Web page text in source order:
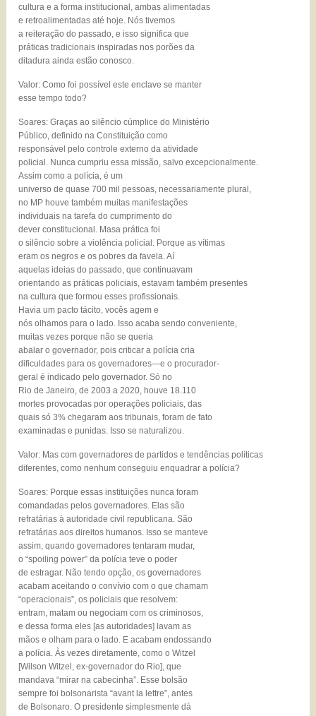
cultura e a forma institucional, ambas alimentadas
e retroalimentadas até hoje. Nós tivemos
a reiteração do passado, e isso significa que
práticas tradicionais inspiradas nos porões da
ditadura ainda estão conosco.
Valor: Como foi possível este enclave se manter
esse tempo todo?
Soares: Graças ao silêncio cúmplice do Ministério
Público, definido na Constituição como
responsável pelo controle externo da atividade
policial. Nunca cumpriu essa missão, salvo excepcionalmente.
Assim como a polícia, é um
universo de quase 700 mil pessoas, necessariamente plural,
no MP houve também muitas manifestações
individuais na tarefa do cumprimento do
dever constitucional. Masa prática foi
o silêncio sobre a violência policial. Porque as vítimas
eram os negros e os pobres da favela. Aí
aquelas ideias do passado, que continuavam
orientando as práticas policiais, estavam também presentes
na cultura que formou esses profissionais.
Havia um pacto tácito, vocês agem e
nós olhamos para o lado. Isso acaba sendo conveniente,
muitas vezes porque não se queria
abalar o governador, pois criticar a polícia cria
dificuldades para os governadores—e o procurador-
geral é indicado pelo governador. Só no
Rio de Janeiro, de 2003 a 2020, houve 18.110
mortes provocadas por operações policiais, das
quais só 3% chegaram aos tribunais, foram de fato
examinadas e punidas. Isso se naturalizou.
Valor: Mas com governadores de partidos e tendências políticas
diferentes, como nenhum conseguiu enquadrar a polícia?
Soares: Porque essas instituições nunca foram
comandadas pelos governadores. Elas são
refratárias à autoridade civil republicana. São
refratárias aos direitos humanos. Isso se manteve
assim, quando governadores tentaram mudar,
o “spoiling power” da polícia teve o poder
de estragar. Não tendo opção, os governadores
acabam aceitando o convívio com o que chamam
“operacionais”, os policiais que resolvem:
entram, matam ou negociam com os criminosos,
e dessa forma eles [as autoridades] lavam as
mãos e olham para o lado. E acabam endossando
a polícia. Às vezes diretamente, como o Witzel
[Wilson Witzel, ex-governador do Rio], que
mandava “mirar na cabecinha”. Esse bolsão
sempre foi bolsonarista “avant la lettre”, antes
de Bolsonaro. O presidente simplesmente dá